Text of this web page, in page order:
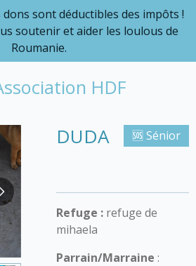
HDF
sont déductibles des impôts !
soutenir et aider les loulous de
Roumanie.
DUDA 🆘 Sénior
Refuge : refuge de
mihaela
Parrain/Marraine :